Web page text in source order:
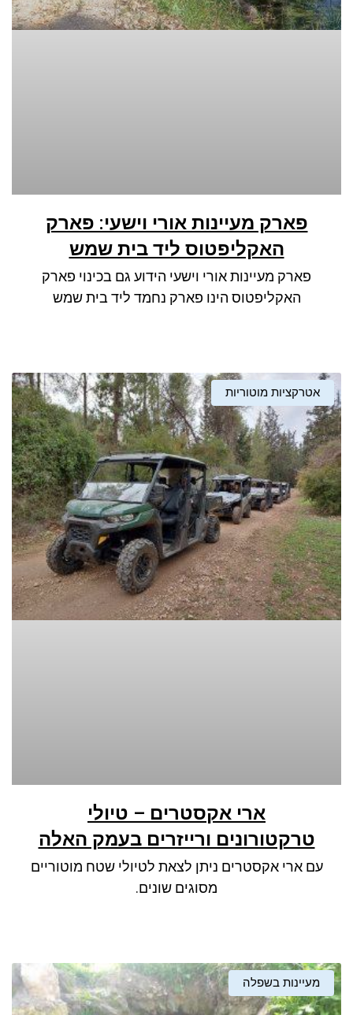
brightness_low ניגודיות כהה
font_download סמן קישורים
פארק מעיינות אורי וישעי: פארק
האקליפטוס ליד בית שמש
פארק מעיינות אורי וישעי הידוע גם בכינוי פארק
האקליפטוס הינו פארק נחמד ליד בית שמש
אטרקציות מוטוריות
ארי אקסטרים – טיולי
טרקטורונים ורייזרים בעמק האלה
עם ארי אקסטרים ניתן לצאת לטיולי שטח מוטוריים
מסוגים שונים.
מעיינות בשפלה